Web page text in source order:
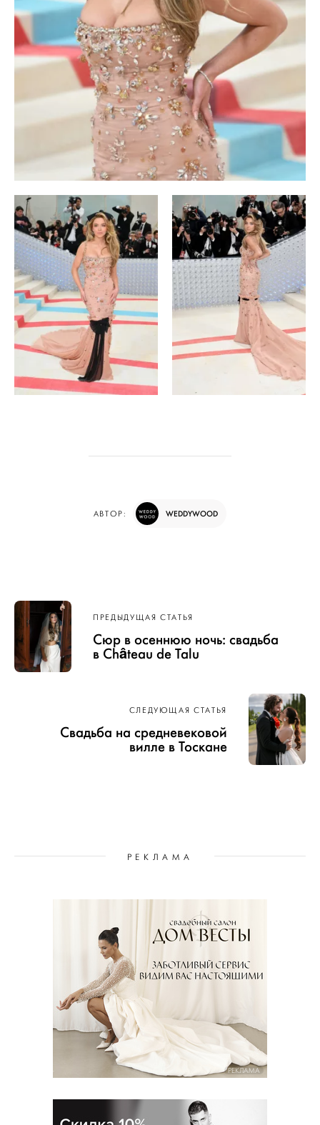
АВТОР: WEDDYWOOD
Навигация
по записям
ПРЕДЫДУЩАЯ СТАТЬЯ
Сюр в осеннюю ночь: свадьба
в Château de Talu
СЛЕДУЮЩАЯ СТАТЬЯ
Свадьба на средневековой
вилле в Тоскане
РЕКЛАМА
РЕКЛАМА